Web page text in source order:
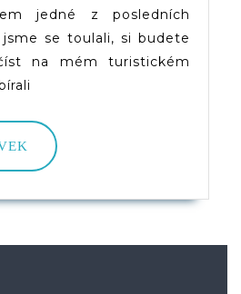
jedné z posledních
se toulali, si budete
na mém turistickém
CELÝ
PŘÍSPĚVEK